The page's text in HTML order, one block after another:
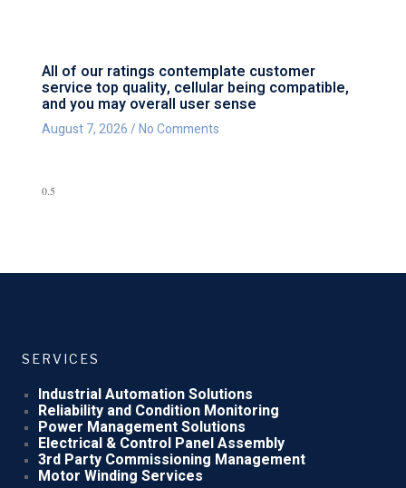
All of our ratings contemplate customer
service top quality, cellular being compatible,
and you may overall user sense
August 7, 2026 No Comments
SERVICES
Industrial Automation Solutions
Reliability and Condition Monitoring
Power Management Solutions
Electrical & Control Panel Assembly
3rd Party Commissioning Management
Motor Winding Services